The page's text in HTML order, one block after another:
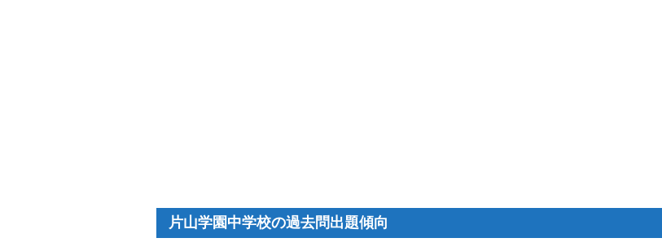
片山学園中学校の過去問出題傾向